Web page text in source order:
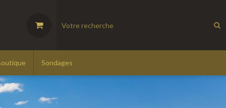
Sondages